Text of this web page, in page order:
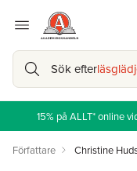
Sök efter
15% på ALLT* online
Författare Christine